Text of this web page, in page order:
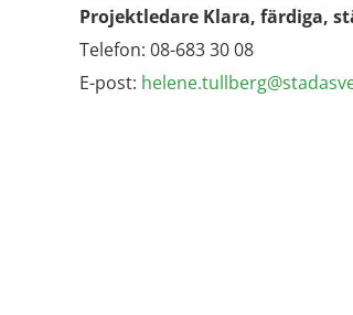
Projektledare Klara, färdiga,
Telefon: 08-683 30 08
E-post: